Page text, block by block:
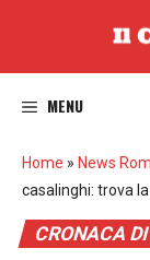
MENU
Home » News
casalinghi: trova
CRONACA